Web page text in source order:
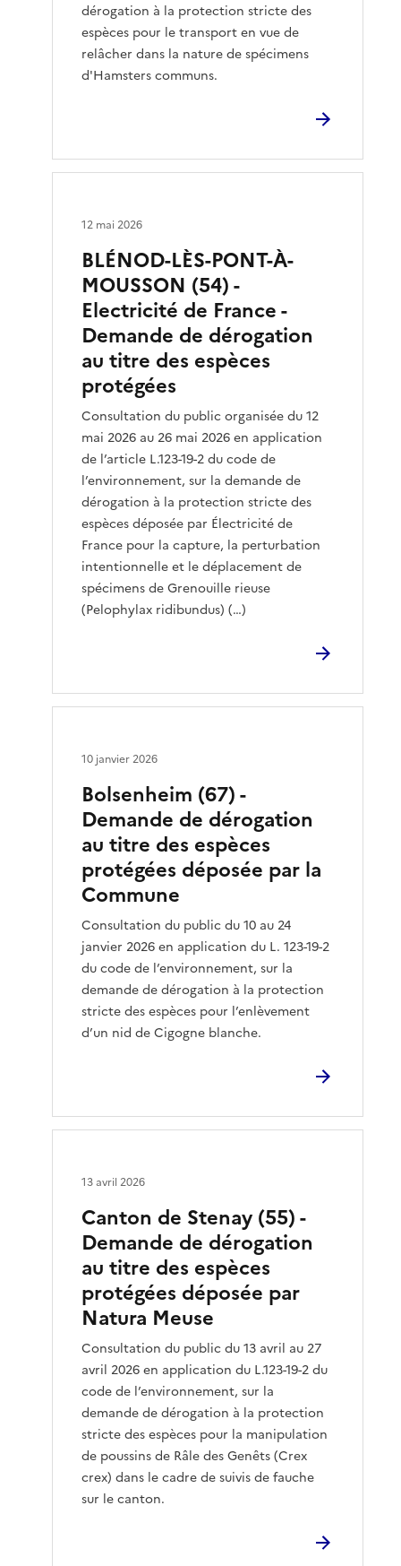
dérogation à la protection stricte des
espèces pour le transport en vue de
relâcher dans la nature de spécimens
d'Hamsters communs.
BLÉNOD-LÈS-PONT-À-
MOUSSON (54) -
Electricité de France -
Demande de dérogation
au titre des espèces
protégées
Consultation du public organisée du 12
mai 2026 au 26 mai 2026 en application
de l’article L.123-19-2 du code de
l’environnement, sur la demande de
dérogation à la protection stricte des
espèces déposée par Électricité de
France pour la capture, la perturbation
intentionnelle et le déplacement de
spécimens de Grenouille rieuse
(Pelophylax ridibundus) (…)
12 mai 2026
Bolsenheim (67) -
Demande de dérogation
au titre des espèces
protégées déposée par la
Commune
Consultation du public du 10 au 24
janvier 2026 en application du L. 123-19-2
du code de l’environnement, sur la
demande de dérogation à la protection
stricte des espèces pour l’enlèvement
d’un nid de Cigogne blanche.
10 janvier 2026
Canton de Stenay (55) -
Demande de dérogation
au titre des espèces
protégées déposée par
Natura Meuse
Consultation du public du 13 avril au 27
avril 2026 en application du L.123-19-2 du
code de l’environnement, sur la
demande de dérogation à la protection
stricte des espèces pour la manipulation
de poussins de Râle des Genêts (Crex
crex) dans le cadre de suivis de fauche
sur le canton.
13 avril 2026